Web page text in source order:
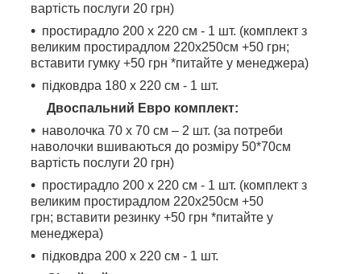
вартість послуги 20 грн)
простирадло 200 х 220 см - 1 шт. (комплект з
великим простирадлом 220х250см +50 грн;
вставити гумку +50 грн *питайте у менеджера)
підковдра 180 х 220 см - 1 шт.
Двоспальний Евро комплект:
наволочка 70 х 70 см – 2 шт. (за потреби
наволочки вшиваються до розміру 50*70см
вартість послуги 20 грн)
простирадло 200 х 220 см - 1 шт. (комплект з
великим простирадлом 220х250см +50
грн; вставити резинку +50 грн *питайте у
менеджера)
підковдра 200 х 220 см - 1 шт.